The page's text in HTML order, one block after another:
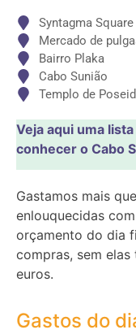
Syntagma Square
Mercado de
Bairro Plaka
Cabo Sunião
Templo de
Veja aqui uma
conhecer o Cabo
Gastamos mais
enlouquecidas
orçamento do dia
compras, sem
euros.
Gastos do